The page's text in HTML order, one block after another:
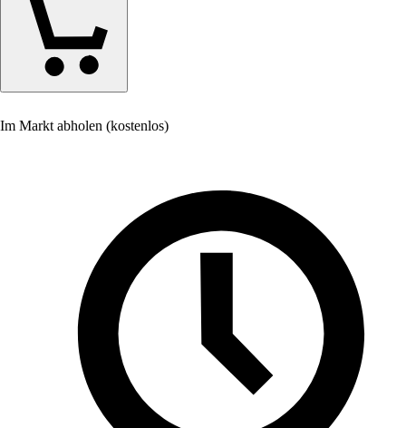
Im Markt abholen (kostenlos)